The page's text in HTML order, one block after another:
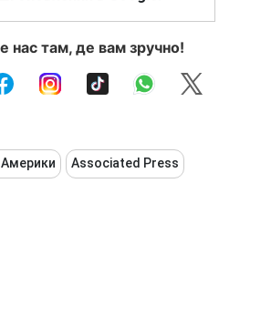
нас там, де вам зручно!
Associated Press